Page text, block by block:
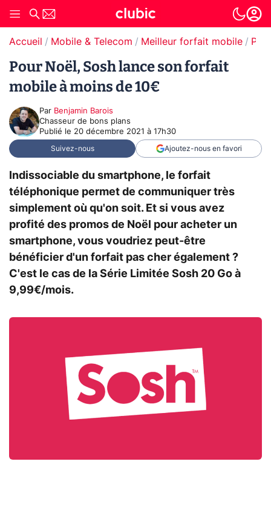
Accueil Mobile & Telecom Meilleur forfait mobile
Pour Noël, Sosh lance son forfait
mobile à moins de 10€
Par Benjamin Barois
Chasseur de bons plans
Publié le 20 décembre 2021 à 17h30
Suivez-nous Ajoutez-nous en favori
Indissociable du smartphone, le forfait
téléphonique permet de communiquer très
simplement où qu'on soit. Et si vous avez
profité des promos de Noël pour acheter un
smartphone, vous voudriez peut-être
bénéficier d'un forfait pas cher également ?
C'est le cas de la Série Limitée Sosh 20 Go à
9,99€/mois.